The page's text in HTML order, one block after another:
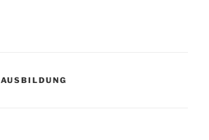
AUSBILDUNG